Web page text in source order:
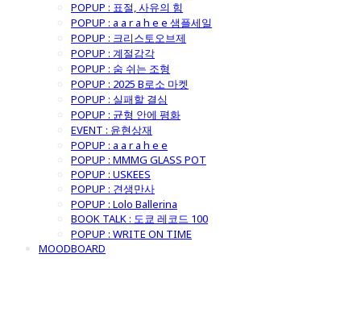
POPUP : 표절, 사유의 힘
POPUP : a a r a h e e 샘플세일
POPUP : 크리스토오브제
POPUP : 계절감각
POPUP : 숨 쉬는 조형
POPUP : 2025 B로소 마켓
POPUP : 실패할 결심
POPUP : 균형 안에 평화
EVENT : 윤현상재
POPUP : a a r a h e e
POPUP : MMMG GLASS POT
POPUP : USKEES
POPUP : 견생만사
POPUP : Lolo Ballerina
BOOK TALK : 도쿄 레코드 100
POPUP : WRITE ON TIME
MOODBOARD